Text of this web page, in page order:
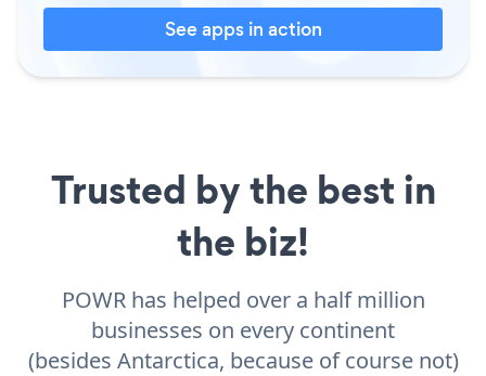
See apps in action
Trusted by the best in
the biz!
POWR has helped over a half million
businesses on every continent
(besides Antarctica, because of course not)